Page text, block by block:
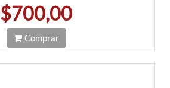
$700,00
Comprar